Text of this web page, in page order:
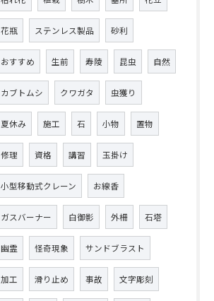
花瓶 ステンレス製品 砂利
おすすめ 生前 寿陵 昆虫 自然
カブトムシ クワガタ 虫獲り
夏休み 施工 石 小物 置物
修理 資格 講習 玉掛け
小型移動式クレーン お線香
ガスバーナー 白御影 外柵 石塔
幽霊 怪奇現象 サンドブラスト
加工 滑り止め 事故 文字彫刻